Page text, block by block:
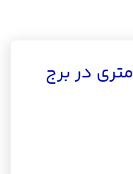
پیش فروش واحد 201 متری در برج